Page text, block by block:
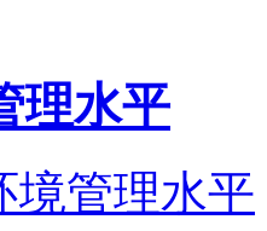
理水平
境管理水平